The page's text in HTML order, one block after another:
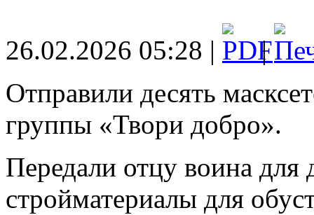
26.02.2026 05:28 |
|
Отправили десять
группы «Твори добро».
Передали отцу воина для
стройматериалы для